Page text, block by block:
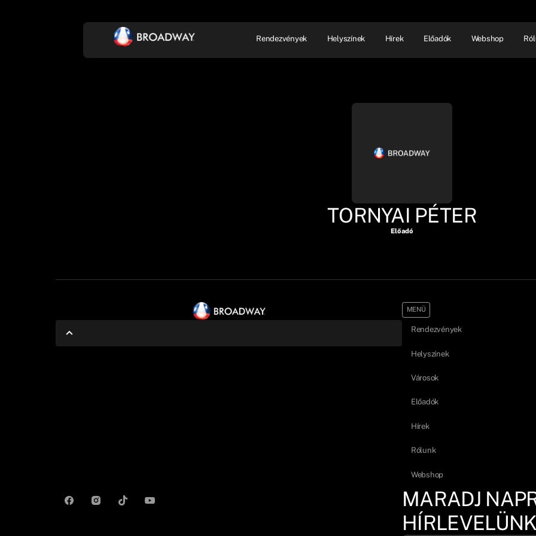
Rendezvények Helyszínek Hírek Előadók Webshop
TORNYAI PÉTER
Előadó
MENÜ
Rendezvények
Helyszínek
Városok
Előadók
Hírek
Rólunk
Webshop
MARADJ